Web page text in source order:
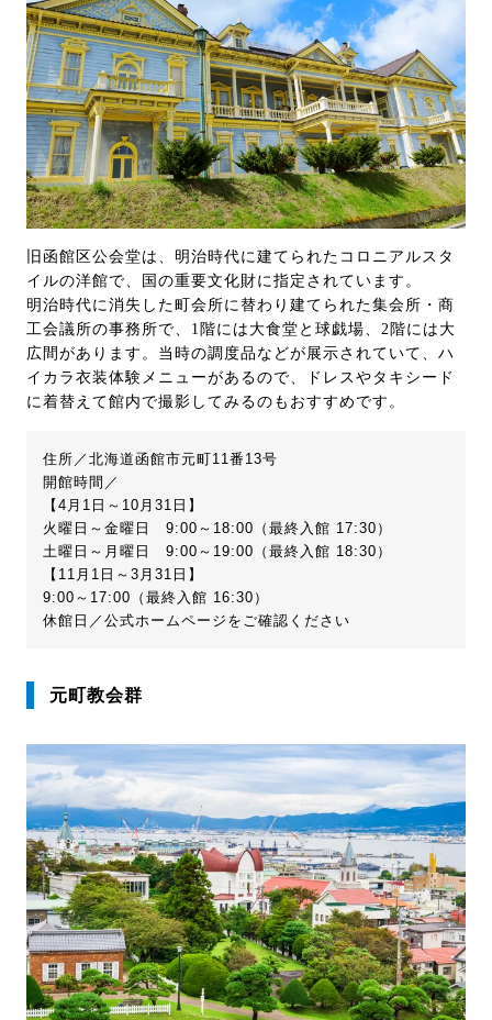
旧函館区公会堂は、明治時代に建てられたコロニアルスタ
イルの洋館で、国の重要文化財に指定されています。
明治時代に消失した町会所に替わり建てられた集会所・商
工会議所の事務所で、1階には大食堂と球戯場、2階には大
広間があります。当時の調度品などが展示されていて、ハ
イカラ衣装体験メニューがあるので、ドレスやタキシード
に着替えて館内で撮影してみるのもおすすめです。
住所／北海道函館市元町11番13号
開館時間／
【4月1日～10月31日】
火曜日～金曜日 9:00～18:00（最終入館 17:30）
土曜日～月曜日 9:00～19:00（最終入館 18:30）
【11月1日～3月31日】
9:00～17:00（最終入館 16:30）
休館日／公式ホームページをご確認ください
元町教会群